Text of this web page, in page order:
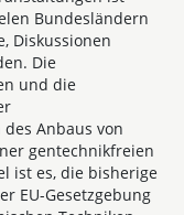
Bundesländern
Diskussionen
Die
und die
Anbaus von
gentechnikfreien
ist es, die bisherige
EU-Gesetzgebung